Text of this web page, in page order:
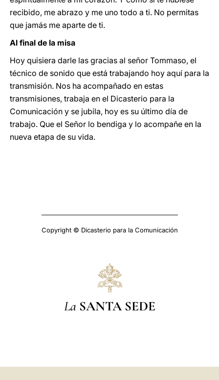
recibido, me abrazo y me uno todo a ti. No permitas
que jamás me aparte de ti.
Al final de la misa
Hoy quisiera darle las gracias al señor Tommaso, el
técnico de sonido que está trabajando hoy aquí para la
transmisión. Nos ha acompañado en estas
transmisiones, trabaja en el Dicasterio para la
Comunicación y se jubila, hoy es su último día de
trabajo. Que el Señor lo bendiga y lo acompañe en la
nueva etapa de su vida.
Copyright © Dicasterio para la Comunicación
La SANTA SEDE